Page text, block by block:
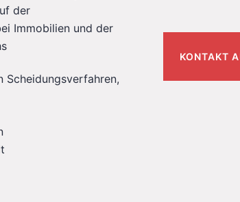
der
Immobilien und der
KONTAKT